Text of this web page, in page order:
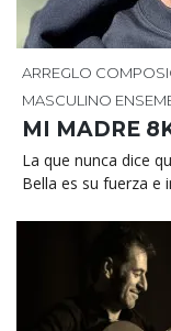
ARREGLO
MASCULINO
MI MADRE
La que nunca dice
Bella es su fuerza e